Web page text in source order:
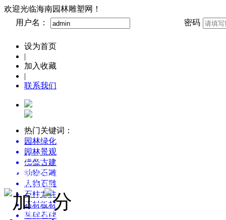
欢迎光临海南园林雕塑网！
用户名：
密码
设为首页
|
加入收藏
|
联系我们
热门关键词：
园林绿化
园林景观
佛像古建
动物石雕
人物石雕
石柱龙柱
石材板材
墓碑石碑
首页
雕塑艺术博览
园林雕塑创意设计
新农村景观雕塑集锦
园林雕塑百科